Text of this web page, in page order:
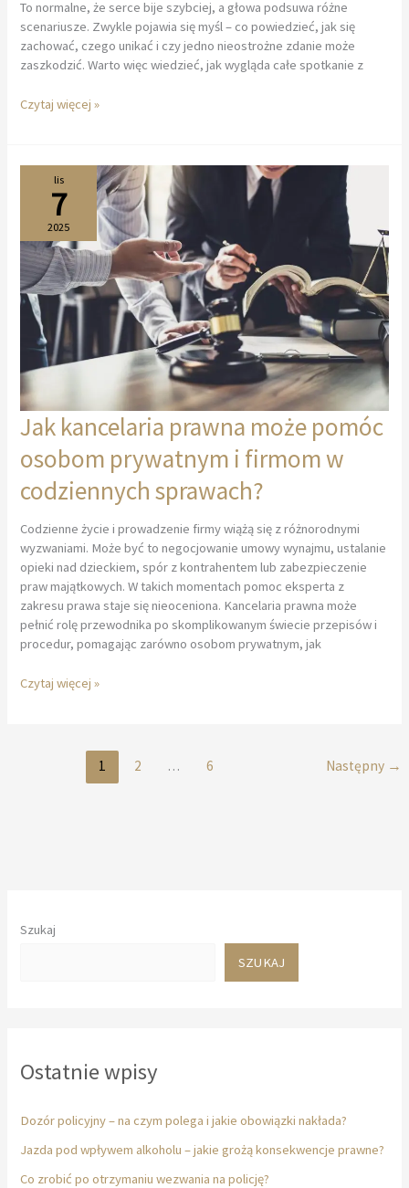
To normalne, że serce bije szybciej, a głowa podsuwa różne
scenariusze. Zwykle pojawia się myśl – co powiedzieć, jak się
zachować, czego unikać i czy jedno nieostrożne zdanie może
zaszkodzić. Warto więc wiedzieć, jak wygląda całe spotkanie z
Jak
charakterze
podejrzanego?
Czytaj więcej »
lis
7
2025
Jak kancelaria prawna może pomóc
osobom prywatnym i firmom w
codziennych sprawach?
Codzienne życie i prowadzenie firmy wiążą się z różnorodnymi
wyzwaniami. Może być to negocjowanie umowy wynajmu, ustalanie
opieki nad dzieckiem, spór z kontrahentem lub zabezpieczenie
praw majątkowych. W takich momentach pomoc eksperta z
zakresu prawa staje się nieoceniona. Kancelaria prawna może
pełnić rolę przewodnika po skomplikowanym świecie przepisów i
procedur, pomagając zarówno osobom prywatnym, jak
Jak
Czytaj więcej »
1 2 … 6 Następny →
Szukaj
SZUKAJ
Ostatnie wpisy
Dozór policyjny – na czym polega i jakie obowiązki nakłada?
Jazda pod wpływem alkoholu – jakie grożą konsekwencje prawne?
Co zrobić po otrzymaniu wezwania na policję?